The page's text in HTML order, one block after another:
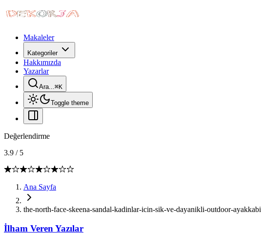
Makaleler
Kategoriler
Hakkımızda
Yazarlar
Ara...⌘K
Toggle theme
Değerlendirme
3.9 / 5
Ana Sayfa
the-north-face-skeena-sandal-kadinlar-icin-sik-ve-dayanikli-outdoor-ayakkabi
İlham Veren Yazılar